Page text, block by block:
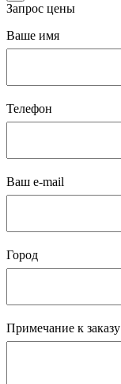
Запрос цены
Ваше имя
Телефон
Ваш e-mail
Город
Примечание к заказу